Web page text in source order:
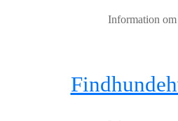
Information om